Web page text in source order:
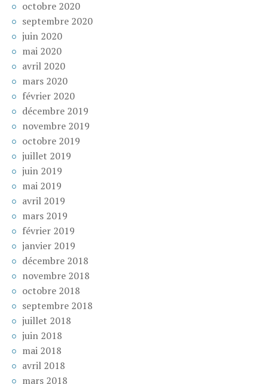
octobre 2020
septembre 2020
juin 2020
mai 2020
avril 2020
mars 2020
février 2020
décembre 2019
novembre 2019
octobre 2019
juillet 2019
juin 2019
mai 2019
avril 2019
mars 2019
février 2019
janvier 2019
décembre 2018
novembre 2018
octobre 2018
septembre 2018
juillet 2018
juin 2018
mai 2018
avril 2018
mars 2018